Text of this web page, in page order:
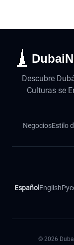
Descubre
Culturas se
NegociosEstilo
Español English
© 2026